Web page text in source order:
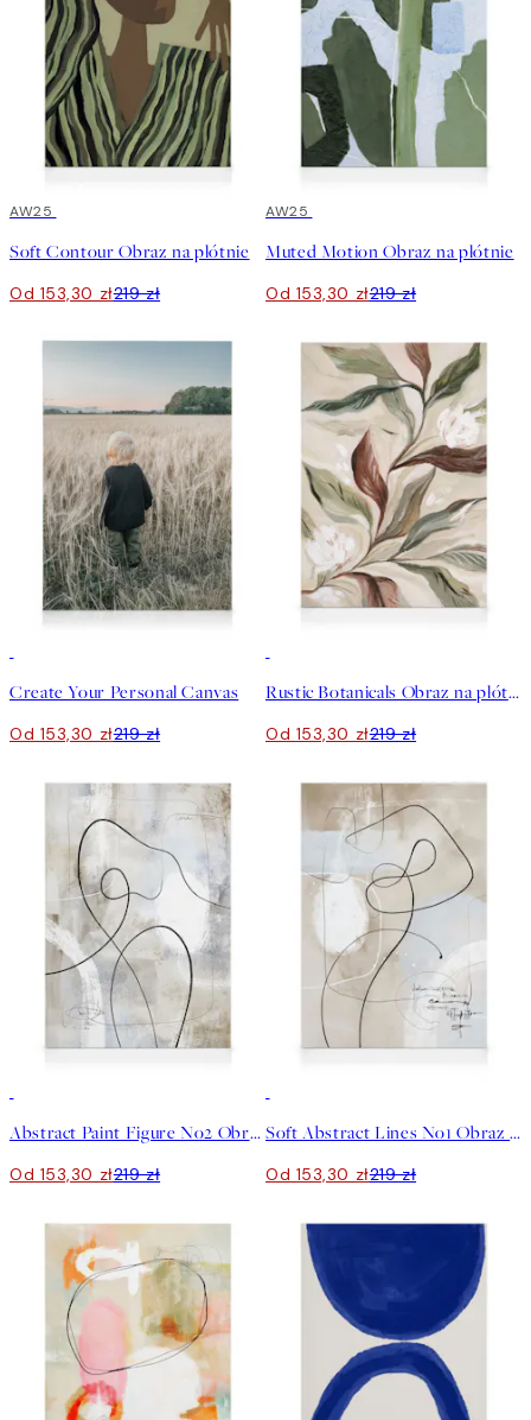
30%*
AW25
Soft Contour Obraz na płótnie
Od 153,30 zł219 zł
30%*
AW25
Muted Motion Obraz na płótnie
Od 153,30 zł219 zł
Create Your Personal Canvas
Od 153,30 zł219 zł
Rustic Botanicals Obraz na płótnie
Od 153,30 zł219 zł
Abstract Paint Figure No2 Obraz na płótnie
Od 153,30 zł219 zł
Soft Abstract Lines No1 Obraz na płótnie
Od 153,30 zł219 zł